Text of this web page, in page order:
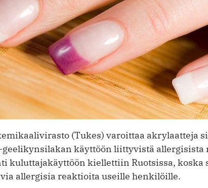
(Tukes) varoittaa akrylaatteja
geelikynsilakan käyttöön liittyvistä allergisista
kuluttajakäyttöön kiellettiin Ruotsissa, koska
allergisia reaktioita useille henkilöille.